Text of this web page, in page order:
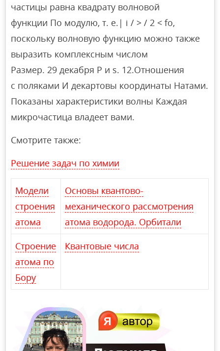
частицы равна квадрату волновой
функции По модулю, т. е.| i / > / 2 < fo,
поскольку волновую функцию можно также
выразить комплексным числом
Размер. 29 декабря P и s. 12.Отношения
с поляками И декартовы координаты Натами.
Показаны характеристики волны Каждая
микрочастица владеет вами.
Смотрите также:
Решение задач по химии
Модели
строения
атома
Основы квантово-
механического рассмотрения
атома водорода. Орбитали
Строение
атома по
Бору
Квантовые числа